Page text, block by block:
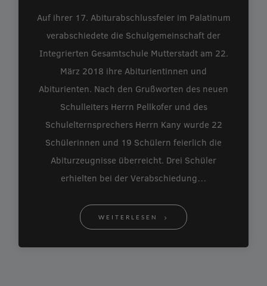
Auf ihrer 17. Abiturabschlussfeier im Palatinum
verabschiedete die Schulgemeinschaft der
Integrierten Gesamtschule Mutterstadt am 22.
März 2018 ihre Abiturientinnen und
Abiturienten. Nach den Grußworten des neuen
Schulleiters Herrn Pellkofer und des
Schulelternsprechers Herrn Kany wurde 22
Schülerinnen und 19 Schülern feierlich die
Abiturzeugnisse überreicht. Drei Schüler
erhielten bei der Verabschiedung…
WEITERLESEN